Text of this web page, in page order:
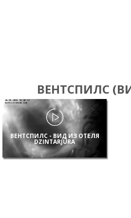
ВЕНТСПИЛС
ВЕНТСПИЛС - ВИД ИЗ ОТЕЛЯ
DZINTARJŪRA